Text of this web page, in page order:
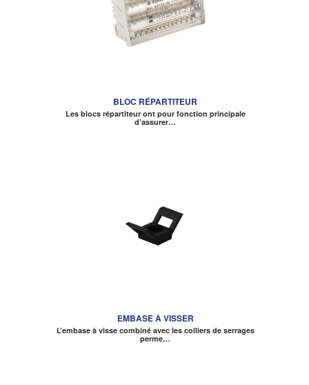
BLOC RÉPARTITEUR
Les blocs répartiteur ont pour fonction principale
d’assurer…
EMBASE À VISSER
L’embase à visse combiné avec les colliers de serrages
perme…